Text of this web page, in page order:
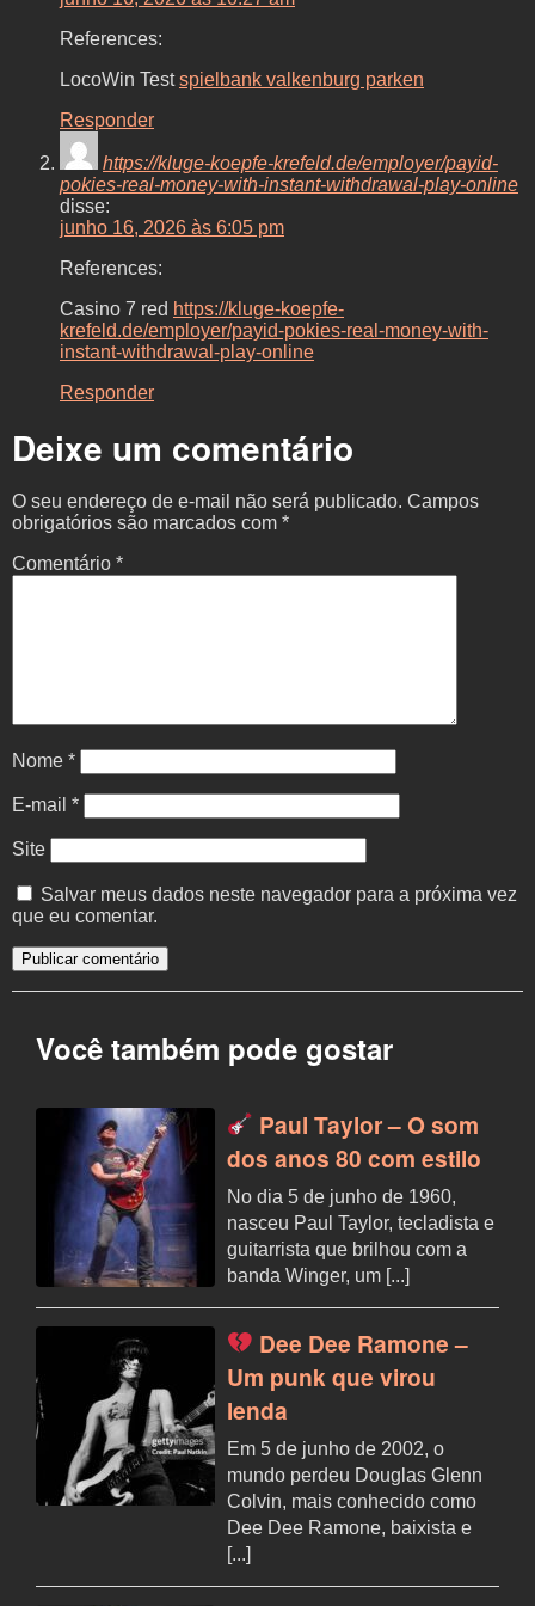
References:
LocoWin Testspielbank valkenburg parken
Responder
https://kluge-koepfe-krefeld.de/employer/payid-
pokies-real-money-with-instant-withdrawal-play-online
disse:
junho 16, 2026 às 6:05 pm
References:
Casino 7 red https://kluge-koepfe-
krefeld.de/employer/payid-pokies-real-money-with-
instant-withdrawal-play-online
Responder
Deixe um comentário
O seu endereço de e-mail não será publicado. Campos
obrigatórios são marcados com *
Comentário *
Nome *
E-mail *
Site
Salvar meus dados neste navegador para a próxima vez
que eu comentar.
Você também pode gostar
Paul Taylor – O som
dos anos 80 com estilo
No dia 5 de junho de 1960,
nasceu Paul Taylor, tecladista e
guitarrista que brilhou com a
banda Winger, um [...]
Dee Dee Ramone –
Um punk que virou
lenda
Em 5 de junho de 2002, o
mundo perdeu Douglas Glenn
Colvin, mais conhecido como
Dee Dee Ramone, baixista e
[...]